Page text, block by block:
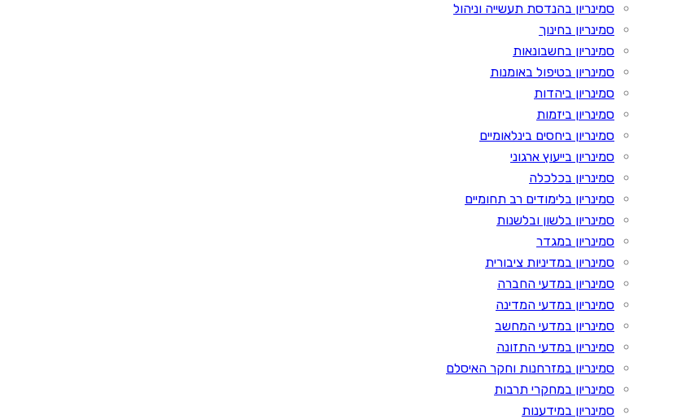
סמינריון בהנדסת תעשייה וניהול
סמינריון בחינוך
סמינריון בחשבונאות
סמינריון בטיפול באומנות
סמינריון ביהדות
סמינריון ביזמות
סמינריון ביחסים בינלאומיים
סמינריון בייעוץ ארגוני
סמינריון בכלכלה
סמינריון בלימודים רב תחומיים
סמינריון בלשון ובלשנות
סמינריון במגדר
סמינריון במדיניות ציבורית
סמינריון במדעי החברה
סמינריון במדעי המדינה
סמינריון במדעי המחשב
סמינריון במדעי התזונה
סמינריון במזרחנות וחקר האיסלם
סמינריון במחקרי תרבות
סמינריון במידענות